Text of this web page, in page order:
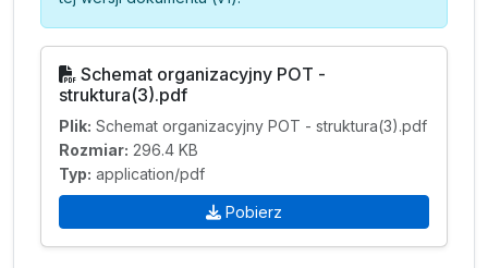
Schemat organizacyjny POT -
struktura(3).pdf
Plik: Schemat organizacyjny POT - struktura(3).pdf
Rozmiar: 296.4 KB
Typ: application/pdf
Pobierz